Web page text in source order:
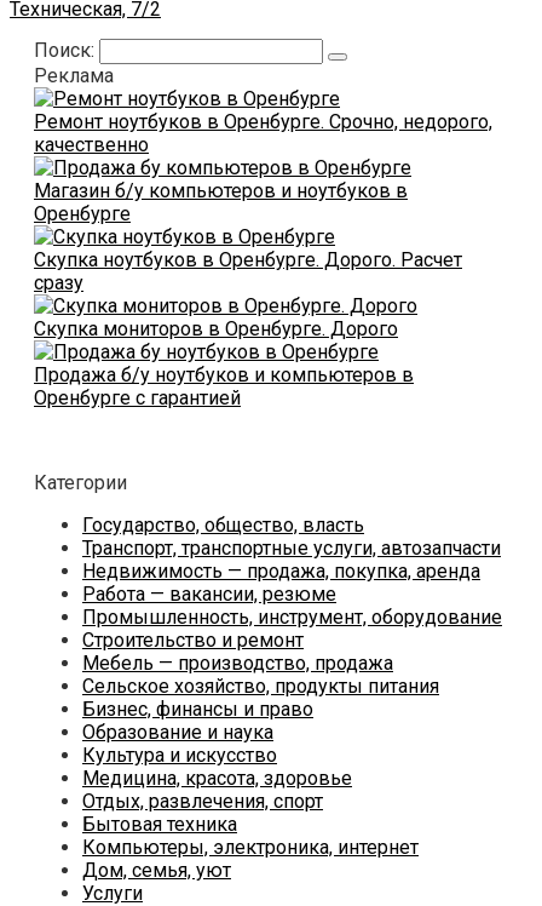
Техническая, 7/2
Поиск:
Реклама
Ремонт ноутбуков в Оренбурге. Срочно, недорого,
качественно
Магазин б/у компьютеров и ноутбуков в
Оренбурге
Скупка ноутбуков в Оренбурге. Дорого. Расчет
сразу
Скупка мониторов в Оренбурге. Дорого
Продажа б/у ноутбуков и компьютеров в
Оренбурге с гарантией
Категории
Государство, общество, власть
Транспорт, транспортные услуги, автозапчасти
Недвижимость — продажа, покупка, аренда
Работа — вакансии, резюме
Промышленность, инструмент, оборудование
Строительство и ремонт
Мебель — производство, продажа
Сельское хозяйство, продукты питания
Бизнес, финансы и право
Образование и наука
Культура и искусство
Медицина, красота, здоровье
Отдых, развлечения, спорт
Бытовая техника
Компьютеры, электроника, интернет
Дом, семья, уют
Услуги